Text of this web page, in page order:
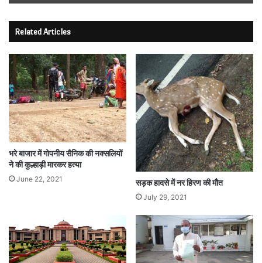
Related Articles
भरे बाजार में गोपनीय सैनिक की नक्सलियों
ने की कुल्हाड़ी मारकर हत्या
June 22, 2021
सड़क हादसे में नर हिरण की मौत
July 29, 2021